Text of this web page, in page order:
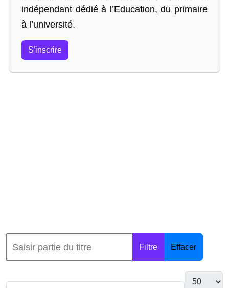
indépendant dédié à l’Education, du primaire
à l’université.
S'inscrire
Filtre Effacer